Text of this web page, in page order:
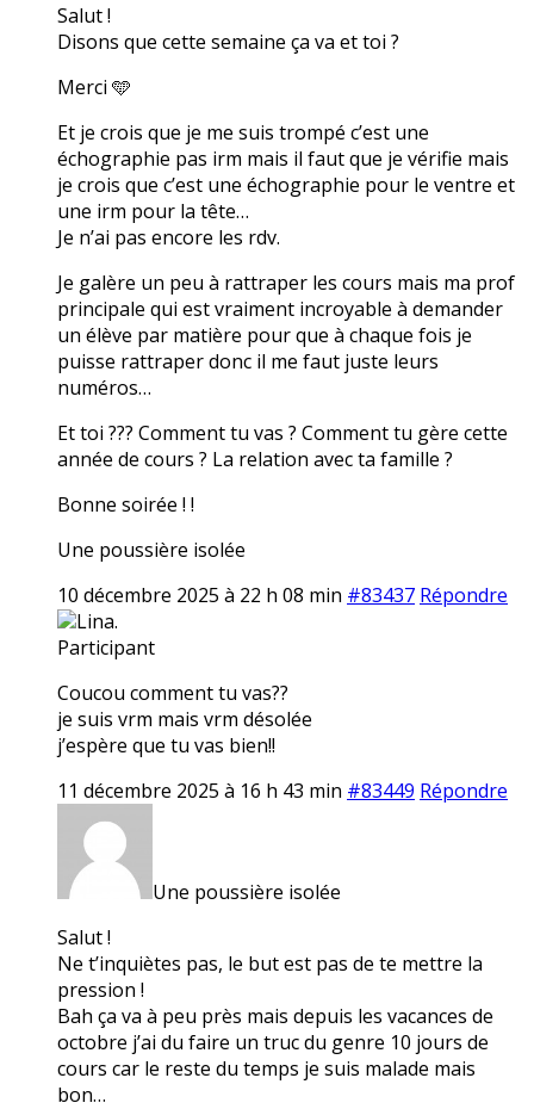
Salut !
Disons que cette semaine ça va et toi ?
Merci 🩵
Et je crois que je me suis trompé c’est une
échographie pas irm mais il faut que je vérifie mais
je crois que c’est une échographie pour le ventre et
une irm pour la tête…
Je n’ai pas encore les rdv.
Je galère un peu à rattraper les cours mais ma prof
principale qui est vraiment incroyable à demander
un élève par matière pour que à chaque fois je
puisse rattraper donc il me faut juste leurs
numéros…
Et toi ??? Comment tu vas ? Comment tu gère cette
année de cours ? La relation avec ta famille ?
Bonne soirée ! !
Une poussière isolée
10 décembre 2025 à 22 h 08 min #83437 Répondre
Lina.
Participant
Coucou comment tu vas??
je suis vrm mais vrm désolée
j’espère que tu vas bien!!
11 décembre 2025 à 16 h 43 min #83449 Répondre
Une poussière isolée
Salut !
Ne t’inquiètes pas, le but est pas de te mettre la
pression !
Bah ça va à peu près mais depuis les vacances de
octobre j’ai du faire un truc du genre 10 jours de
cours car le reste du temps je suis malade mais
bon…